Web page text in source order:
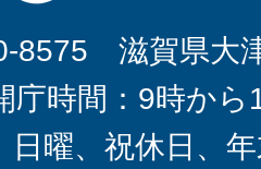
8575 滋賀県大
庁時間：9時から
日曜、祝休日、